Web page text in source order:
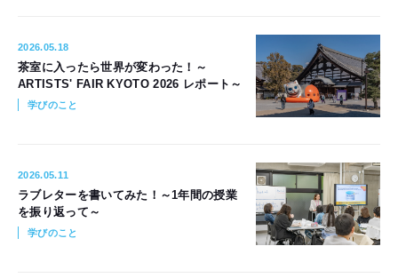
2026.05.18
茶室に入ったら世界が変わった！～
ARTISTS' FAIR KYOTO 2026 レポート～
学びのこと
2026.05.11
ラブレターを書いてみた！～1年間の授業
を振り返って～
学びのこと